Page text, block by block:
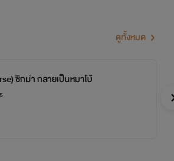
ดูทั้งหมด
ซิกม่า กลายเป็นหมาโบ้